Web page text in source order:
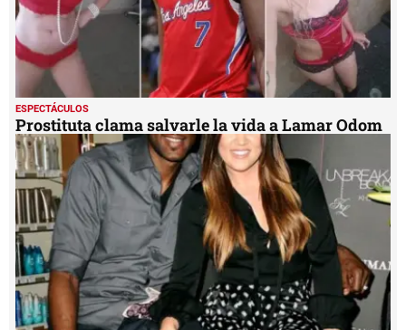
ESPECTÁCULOS
Prostituta clama salvarle la vida a Lamar Odom